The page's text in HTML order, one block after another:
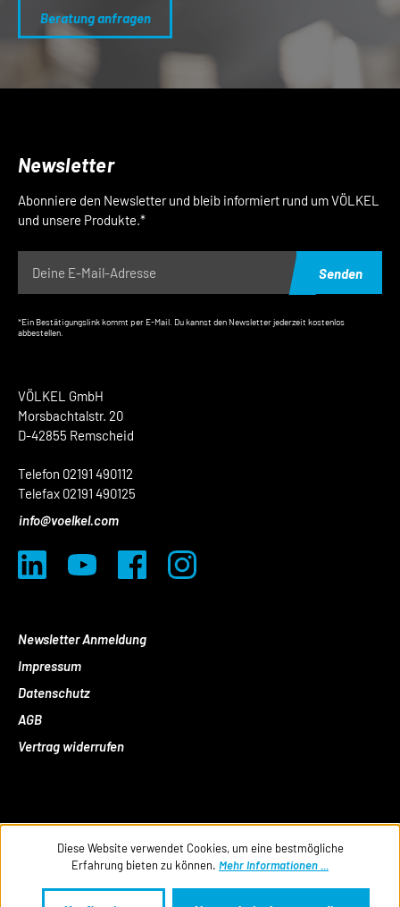
Beratung anfragen
VÖLKEL GmbH
Morsbachtalstr. 20
D-42855 Remscheid
Telefon 02191 490112
Telefax 02191 490125
info@voelkel.com
Newsletter Anmeldung
Impressum
Datenschutz
AGB
Vertrag widerrufen
Newsletter
Abonniere den Newsletter und bleib informiert rund um VÖLKEL
und unsere Produkte.*
Senden
*Ein Bestätigungslink kommt per E-Mail. Du kannst den Newsletter jederzeit kostenlos
abbestellen.
Diese Website verwendet Cookies, um eine bestmögliche
Erfahrung bieten zu können. Mehr Informationen ...